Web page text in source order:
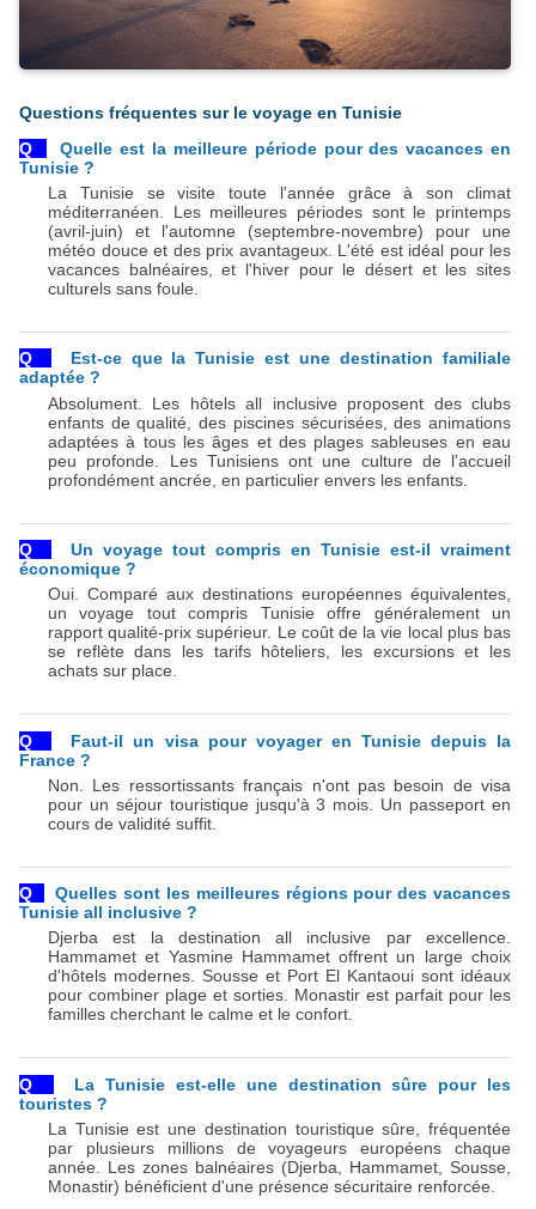
Questions fréquentes sur le voyage en Tunisie
Q
Quelle est la meilleure période pour des vacances en
Tunisie ?
La Tunisie se visite toute l'année grâce à son climat
méditerranéen. Les meilleures périodes sont le printemps
(avril-juin) et l'automne (septembre-novembre) pour une
météo douce et des prix avantageux. L'été est idéal pour les
vacances balnéaires, et l'hiver pour le désert et les sites
culturels sans foule.
Q
Est-ce que la Tunisie est une destination familiale
adaptée ?
Absolument. Les hôtels all inclusive proposent des clubs
enfants de qualité, des piscines sécurisées, des animations
adaptées à tous les âges et des plages sableuses en eau
peu profonde. Les Tunisiens ont une culture de l'accueil
profondément ancrée, en particulier envers les enfants.
Q
Un voyage tout compris en Tunisie est-il vraiment
économique ?
Oui. Comparé aux destinations européennes équivalentes,
un voyage tout compris Tunisie offre généralement un
rapport qualité-prix supérieur. Le coût de la vie local plus bas
se reflète dans les tarifs hôteliers, les excursions et les
achats sur place.
Q
Faut-il un visa pour voyager en Tunisie depuis la
France ?
Non. Les ressortissants français n'ont pas besoin de visa
pour un séjour touristique jusqu'à 3 mois. Un passeport en
cours de validité suffit.
Q
Quelles sont les meilleures régions pour des vacances
Tunisie all inclusive ?
Djerba est la destination all inclusive par excellence.
Hammamet et Yasmine Hammamet offrent un large choix
d'hôtels modernes. Sousse et Port El Kantaoui sont idéaux
pour combiner plage et sorties. Monastir est parfait pour les
familles cherchant le calme et le confort.
Q
La Tunisie est-elle une destination sûre pour les
touristes ?
La Tunisie est une destination touristique sûre, fréquentée
par plusieurs millions de voyageurs européens chaque
année. Les zones balnéaires (Djerba, Hammamet, Sousse,
Monastir) bénéficient d'une présence sécuritaire renforcée.